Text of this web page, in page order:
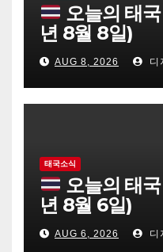
오늘의 태
년 8월 8일)
AUG 8, 2026 디
태국소식
오늘의 태
년 8월 6일)
AUG 6, 2026 디